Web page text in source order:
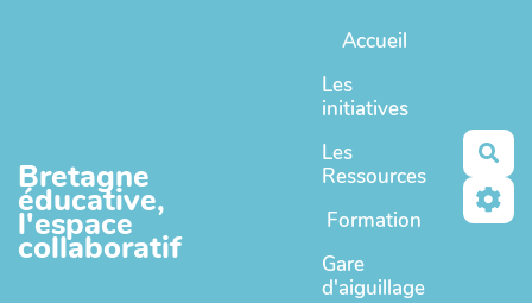
Bretagne
éducative,
l'espace
collaboratif
Accueil
Les
initiatives
Les
Ressources
Formation
Gare
d'aiguillage